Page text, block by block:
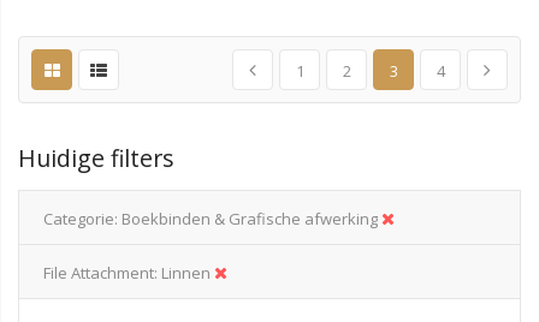
1 2 3 4
Huidige filters
Categorie Boekbinden & Grafische afwerking
File Attachment Linnen